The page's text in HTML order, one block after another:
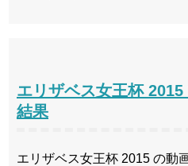
エリザベス女王杯 2015
結果
エリザベス女王杯 2015 の動